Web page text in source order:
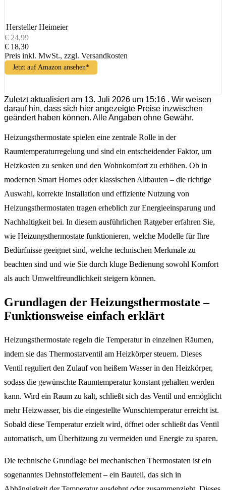
Hersteller Heimeier
€ 24,99
€ 18,30
Preis inkl. MwSt., zzgl. Versandkosten
Jetzt auf Amazon ansehen*
Zuletzt aktualisiert am 13. Juli 2026 um 15:16 . Wir weisen
darauf hin, dass sich hier angezeigte Preise inzwischen
geändert haben können. Alle Angaben ohne Gewähr.
Heizungsthermostate spielen eine zentrale Rolle in der
Raumtemperaturregelung und sind ein entscheidender Faktor, um
Heizkosten zu senken und den Wohnkomfort zu erhöhen. Ob in
modernen Smart Homes oder klassischen Altbauten – die richtige
Auswahl, korrekte Installation und effiziente Nutzung von
Heizungsthermostaten tragen erheblich zur Energieeinsparung und
Nachhaltigkeit bei. In diesem ausführlichen Ratgeber erfahren Sie,
wie Heizungsthermostate funktionieren, welche Modelle für Ihre
Bedürfnisse geeignet sind, welche technischen Merkmale zu
beachten sind und wie Sie durch kluge Bedienung sowohl Komfort
als auch Umweltfreundlichkeit steigern können.
Grundlagen der Heizungsthermostate –
Funktionsweise einfach erklärt
Heizungsthermostate regeln die Temperatur in einzelnen Räumen,
indem sie das Thermostatventil am Heizkörper steuern. Dieses
Ventil reguliert den Zulauf von heißem Wasser in den Heizkörper,
sodass die gewünschte Raumtemperatur konstant gehalten werden
kann. Wird ein Raum zu kalt, schließt sich das Ventil und ermöglicht
mehr Heizwasser, bis die eingestellte Wunschtemperatur erreicht ist.
Sobald diese Temperatur erzielt wird, öffnet oder schließt das Ventil
automatisch, um Überhitzung zu vermeiden und Energie zu sparen.
Die technische Grundlage bei mechanischen Thermostaten ist ein
sogenanntes Dehnstoffelement – ein Bauteil, das sich in